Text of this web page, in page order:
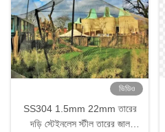
ভিডিও
SS304 1.5mm 22mm তারের
দড়ি স্টেইনলেস স্টীল তারের জাল